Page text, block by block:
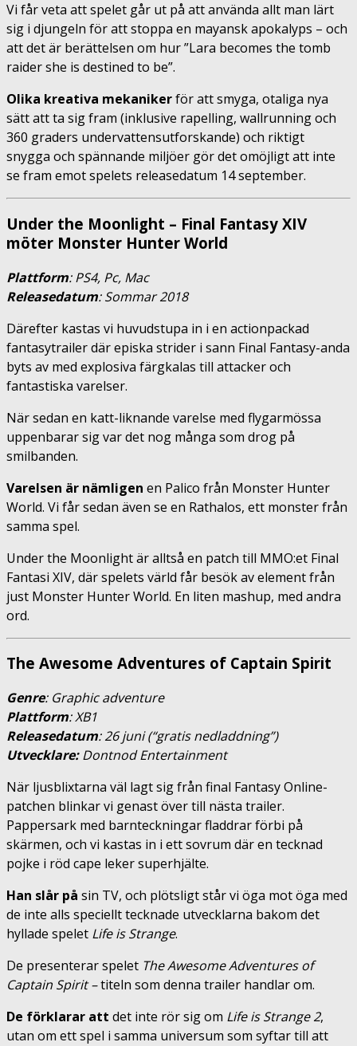
Vi får veta att spelet går ut på att använda allt man lärt
sig i djungeln för att stoppa en mayansk apokalyps – och
att det är berättelsen om hur ”Lara becomes the tomb
raider she is destined to be”.
Olika kreativa mekanikerför att smyga, otaliga nya
sätt att ta sig fram (inklusive rapelling, wallrunning och
360 graders undervattensutforskande) och riktigt
snygga och spännande miljöer gör det omöjligt att inte
se fram emot spelets releasedatum 14 september.
Under the Moonlight – Final Fantasy XIV
möter Monster Hunter World
Plattform: PS4, Pc, Mac
Releasedatum: Sommar 2018
Därefter kastas vi huvudstupa in i en actionpackad
fantasytrailer där episka strider i sann Final Fantasy-anda
byts av med explosiva färgkalas till attacker och
fantastiska varelser.
När sedan en katt-liknande varelse med flygarmössa
uppenbarar sig var det nog många som drog på
smilbanden.
Varelsen är nämligen en Palico från Monster Hunter
World. Vi får sedan även se en Rathalos, ett monster från
samma spel.
Under the Moonlight är alltså en patch till MMO:et Final
Fantasi XIV, där spelets värld får besök av element från
just Monster Hunter World. En liten mashup, med andra
ord.
The Awesome Adventures of Captain Spirit
Genre: Graphic adventure
Plattform: XB1
Releasedatum: 26 juni (“gratis nedladdning”)
Utvecklare:Dontnod Entertainment
När ljusblixtarna väl lagt sig från final Fantasy Online-
patchen blinkar vi genast över till nästa trailer.
Pappersark med barnteckningar fladdrar förbi på
skärmen, och vi kastas in i ett sovrum där en tecknad
pojke i röd cape leker superhjälte.
Han slår på sin TV, och plötsligt står vi öga mot öga med
de inte alls speciellt tecknade utvecklarna bakom det
hyllade spelet Life is Strange.
De presenterar spelet The Awesome Adventures of
Captain Spirit –titeln som denna trailer handlar om.
De förklarar att det inte rör sig om Life is Strange 2,
utan om ett spel i samma universum som syftar till att